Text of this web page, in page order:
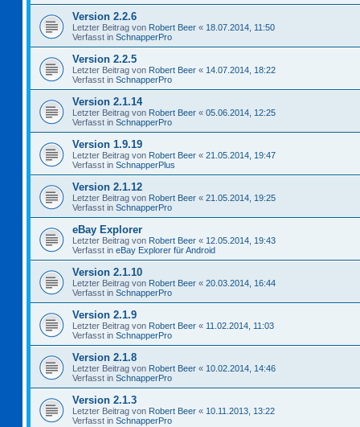
Version 2.2.6
Letzter Beitrag von Robert Beer « 18.07.2014, 11:50
Verfasst in SchnapperPro
Version 2.2.5
Letzter Beitrag von Robert Beer « 14.07.2014, 18:22
Verfasst in SchnapperPro
Version 2.1.14
Letzter Beitrag von Robert Beer « 05.06.2014, 12:25
Verfasst in SchnapperPro
Version 1.9.19
Letzter Beitrag von Robert Beer « 21.05.2014, 19:47
Verfasst in SchnapperPlus
Version 2.1.12
Letzter Beitrag von Robert Beer « 21.05.2014, 19:25
Verfasst in SchnapperPro
eBay Explorer
Letzter Beitrag von Robert Beer « 12.05.2014, 19:43
Verfasst in eBay Explorer für Android
Version 2.1.10
Letzter Beitrag von Robert Beer « 20.03.2014, 16:44
Verfasst in SchnapperPro
Version 2.1.9
Letzter Beitrag von Robert Beer « 11.02.2014, 11:03
Verfasst in SchnapperPro
Version 2.1.8
Letzter Beitrag von Robert Beer « 10.02.2014, 14:46
Verfasst in SchnapperPro
Version 2.1.3
Letzter Beitrag von Robert Beer « 10.11.2013, 13:22
Verfasst in SchnapperPro